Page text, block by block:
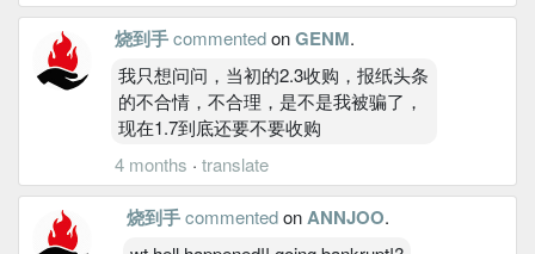
烧到手commentedonGENM.
我只想问问，当初的2.3收购，报纸头条
的不合情，不合理，是不是我被骗了，
现在1.7到底还要不要收购
4 months · translate
烧到手commentedonANNJOO.